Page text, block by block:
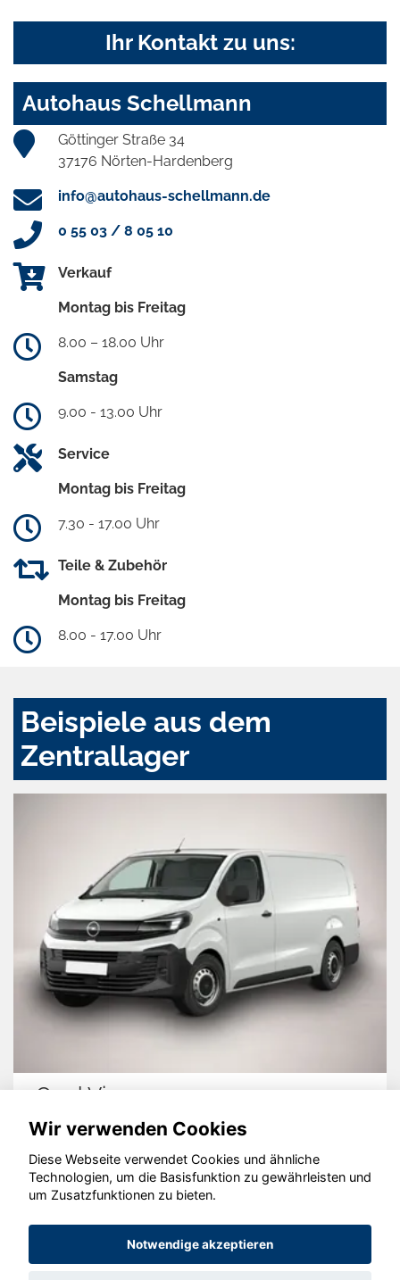
Ihr Kontakt zu uns:
Autohaus Schellmann
Göttinger Straße 34
37176 Nörten-Hardenberg
info@autohaus-schellmann.de
0 55 03 / 8 05 10
Verkauf
Montag bis Freitag
8.00 – 18.00 Uhr
Samstag
9.00 - 13.00 Uhr
Service
Montag bis Freitag
7.30 - 17.00 Uhr
Teile & Zubehör
Montag bis Freitag
8.00 - 17.00 Uhr
Beispiele aus dem
Zentrallager
Opel Vivaro
© konjunkturmotor.de GmbH 2020 - 2026
Wir verwenden Cookies
Diese Webseite verwendet Cookies und ähnliche
Technologien, um die Basisfunktion zu gewährleisten und
um Zusatzfunktionen zu bieten.
Notwendige akzeptieren